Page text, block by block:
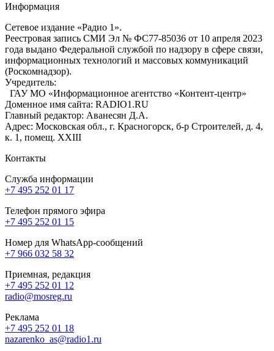
Информация
Сетевое издание «Радио 1».
Реестровая запись СМИ Эл № ФС77-85036 от 10 апреля 2023
года выдано Федеральной службой по надзору в сфере связи,
информационных технологий и массовых коммуникаций
(Роскомнадзор).
Учредитель:
ГАУ МО «Информационное агентство «Контент-центр»
Доменное имя сайта: RADIO1.RU
Главный редактор: Аванесян Д.А.
Адрес: Московская обл., г. Красногорск, б-р Строителей, д. 4,
к. 1, помещ. XXIII
Контакты
Служба информации
+7 495 252 01 17
Телефон прямого эфира
+7 495 252 01 15
Номер для WhatsApp-сообщений
+7 966 032 58 32
Приемная, редакция
+7 495 252 01 12
radio@mosreg.ru
Реклама
+7 495 252 01 18
nazarenko_as@radio1.ru